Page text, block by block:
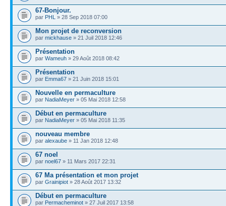
67-Bonjour.
par PHL » 28 Sep 2018 07:00
Mon projet de reconversion
par mickhause » 21 Juil 2018 12:46
Présentation
par Wameuh » 29 Août 2018 08:42
Présentation
par Emma67 » 21 Juin 2018 15:01
Nouvelle en permaculture
par NadiaMeyer » 05 Mai 2018 12:58
Début en permaculture
par NadiaMeyer » 05 Mai 2018 11:35
nouveau membre
par alexaube » 11 Jan 2018 12:48
67 noel
par noel67 » 11 Mars 2017 22:31
67 Ma présentation et mon projet
par Grainipiot » 28 Août 2017 13:32
Début en permaculture
par Permacheminot » 27 Juil 2017 13:58